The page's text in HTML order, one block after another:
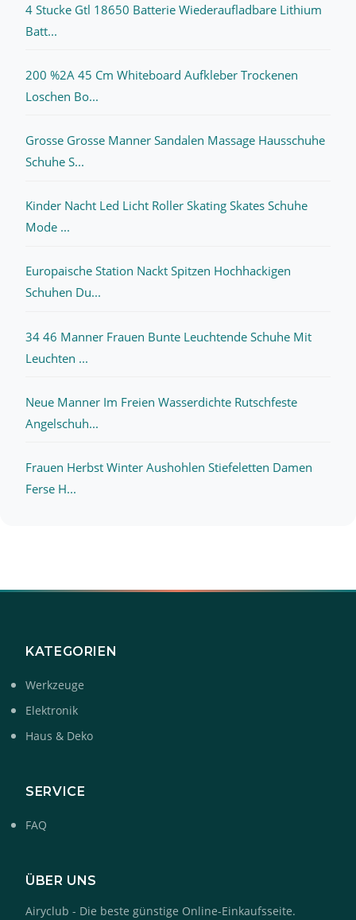
4 Stucke Gtl 18650 Batterie Wiederaufladbare Lithium
Batt...
200 %2A 45 Cm Whiteboard Aufkleber Trockenen
Loschen Bo...
Grosse Grosse Manner Sandalen Massage Hausschuhe
Schuhe S...
Kinder Nacht Led Licht Roller Skating Skates Schuhe
Mode ...
Europaische Station Nackt Spitzen Hochhackigen
Schuhen Du...
34 46 Manner Frauen Bunte Leuchtende Schuhe Mit
Leuchten ...
Neue Manner Im Freien Wasserdichte Rutschfeste
Angelschuh...
Frauen Herbst Winter Aushohlen Stiefeletten Damen
Ferse H...
KATEGORIEN
Werkzeuge
Elektronik
Haus & Deko
SERVICE
FAQ
ÜBER UNS
Airyclub - Die beste günstige Online-Einkaufsseite.